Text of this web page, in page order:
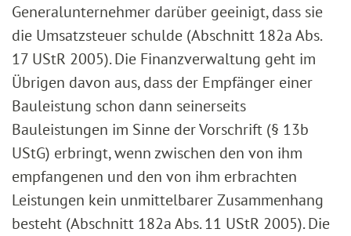
Generalunternehmer darüber geeinigt, dass sie
die Umsatzsteuer schulde (Abschnitt 182a Abs.
17 UStR 2005). Die Finanzverwaltung geht im
Übrigen davon aus, dass der Empfänger einer
Bauleistung schon dann seinerseits
Bauleistungen im Sinne der Vorschrift (§ 13b
UStG) erbringt, wenn zwischen den von ihm
empfangenen und den von ihm erbrachten
Leistungen kein unmittelbarer Zusammenhang
besteht (Abschnitt 182a Abs. 11 UStR 2005). Die